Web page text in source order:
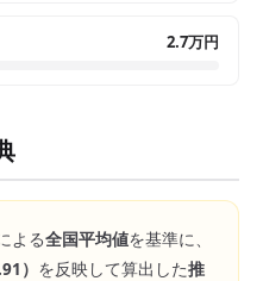
2.7万円
よる全国平均値を基準に、
） を反映して算出した推